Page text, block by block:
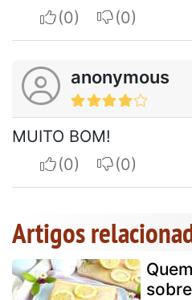
I apreciateI do not
anonymous
MUITO BOM!
I apreciateI do not
Artigos